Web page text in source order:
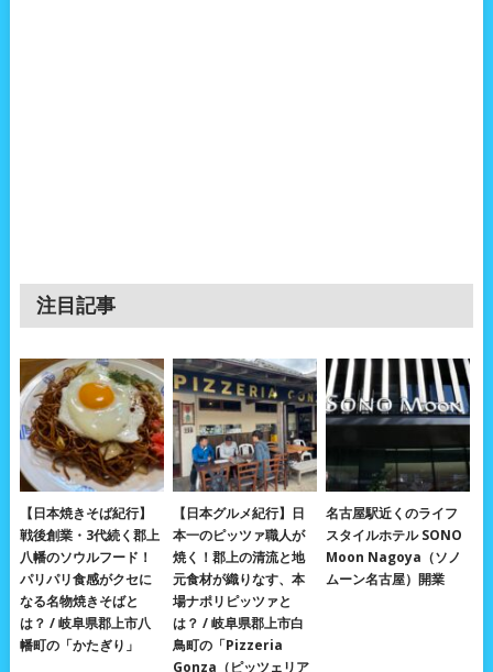
注目記事
【日本焼きそば紀行】
戦後創業・3代続く郡上
八幡のソウルフード！
パリパリ食感がクセに
なる名物焼きそばと
は？ / 岐阜県郡上市八
幡町の「かたぎり」
【日本グルメ紀行】日
本一のピッツァ職人が
焼く！郡上の清流と地
元食材が織りなす、本
場ナポリピッツァと
は？ / 岐阜県郡上市白
鳥町の「Pizzeria
Gonza（ピッツェリア
名古屋駅近くのライフ
スタイルホテル SONO
Moon Nagoya（ソノ
ムーン名古屋）開業